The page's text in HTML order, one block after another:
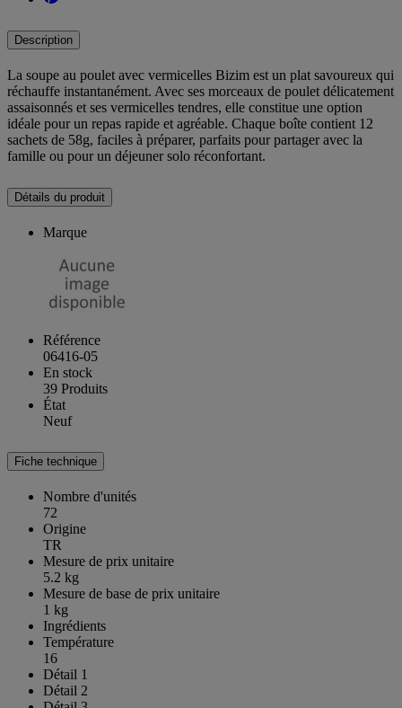
Description
La soupe au poulet avec vermicelles Bizim est un plat savoureux qui
réchauffe instantanément. Avec ses morceaux de poulet délicatement
assaisonnés et ses vermicelles tendres, elle constitue une option
idéale pour un repas rapide et agréable. Chaque boîte contient 12
sachets de 58g, faciles à préparer, parfaits pour partager avec la
famille ou pour un déjeuner solo réconfortant.
Détails du produit
Marque
Référence
06416-05
En stock
39 Produits
État
Neuf
Fiche technique
Nombre d'unités
72
Origine
TR
Mesure de prix unitaire
5.2 kg
Mesure de base de prix unitaire
1 kg
Ingrédients
Température
16
Détail 1
Détail 2